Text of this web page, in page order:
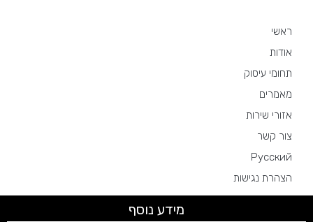
ראשי
אודות
תחומי עיסוק
מאמרים
אזורי שירות
צור קשר
Русский
הצהרת נגישות
מידע נוסף